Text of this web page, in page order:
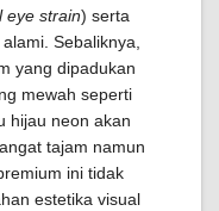
eye strain) serta
Sebaliknya,
yang dipadukan
mewah seperti
hijau neon akan
tajam namun
ini tidak
estetika visual